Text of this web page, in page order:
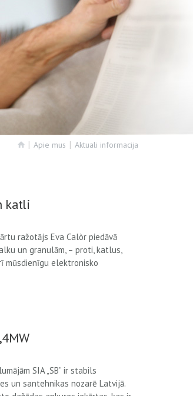
Apie mus Aktuali informacija
katli
ražotājs Eva Calòr piedāvā
un granulām, – proti, katlus,
mūsdienīgu elektronisko
SIA „SB” ir stabils
un santehnikas nozarē Latvijā.